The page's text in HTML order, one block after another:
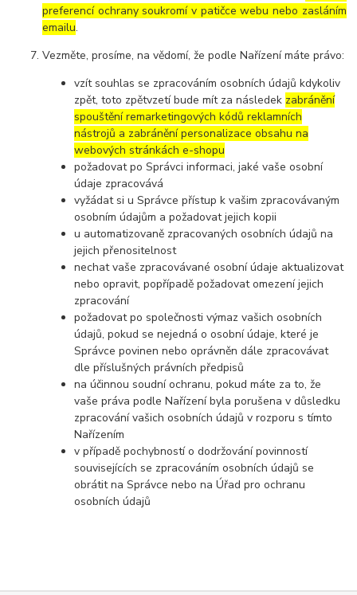
preferencí ochrany soukromí v patičce webu nebo zasláním
emailu.
Vezměte, prosíme, na vědomí, že podle Nařízení máte právo:
vzít souhlas se zpracováním osobních údajů kdykoliv
zpět, toto zpětvzetí bude mít za následek zabránění
spouštění remarketingových kódů reklamních
nástrojů a zabránění personalizace obsahu na
webových stránkách e-shopu
požadovat po Správci informaci, jaké vaše osobní
údaje zpracovává
vyžádat si u Správce přístup k vašim zpracovávaným
osobním údajům a požadovat jejich kopii
u automatizovaně zpracovaných osobních údajů na
jejich přenositelnost
nechat vaše zpracovávané osobní údaje aktualizovat
nebo opravit, popřípadě požadovat omezení jejich
zpracování
požadovat po společnosti výmaz vašich osobních
údajů, pokud se nejedná o osobní údaje, které je
Správce povinen nebo oprávněn dále zpracovávat
dle příslušných právních předpisů
na účinnou soudní ochranu, pokud máte za to, že
vaše práva podle Nařízení byla porušena v důsledku
zpracování vašich osobních údajů v rozporu s tímto
Nařízením
v případě pochybností o dodržování povinností
souvisejících se zpracováním osobních údajů se
obrátit na Správce nebo na Úřad pro ochranu
osobních údajů